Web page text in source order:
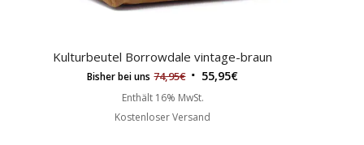
Kulturbeutel Borrowdale vintage-braun
Bisher bei uns 74,95€ 55,95€
Enthält 16% MwSt.
Kostenloser Versand